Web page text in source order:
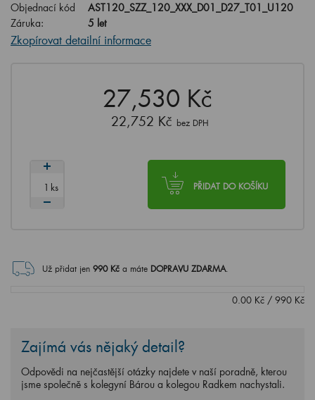
Objednací kód
AST120_SZZ_120_XXX_D01_D27_T01_U120
Záruka:
5 let
Zkopírovat detailní informace
27,530 Kč
22,752 Kč bez DPH
PŘIDAT DO KOŠÍKU
ks
Už přidat jen 990Kč a máte DOPRAVU ZDARMA.
0.00 Kč / 990 Kč
Zajímá vás nějaký detail?
Odpovědi na nejčastější otázky najdete v naší poradně, kterou
jsme společně s kolegyní Bárou a kolegou Radkem nachystali.